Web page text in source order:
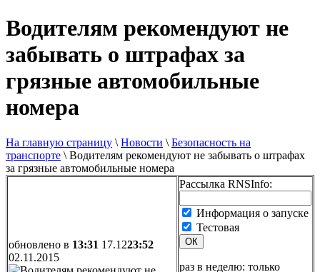
Водителям рекомендуют не
забывать о штрафах за
грязные автомобильные
номера
На главную страницу \ Новости \ Безопасность на
транспорте \ Водителям рекомендуют не забывать о штрафах
за грязные автомобильные номера
обновлено в 13:31 17.1223:52
02.11.2015
Рассылка RNSInfo:
Информация о запуске
Тестовая
ОК
раз в неделю: только